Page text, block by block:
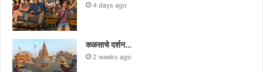
4 days ago
कळसाचे दर्शन…
2 weeks ago